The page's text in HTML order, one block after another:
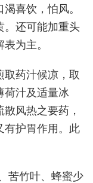
喜饮，怕风。
。还可能加重头
为主。
取药汁候凉，取
荷汁及适量冰
风热之要药，
有护胃作用。此
苦竹叶、蜂蜜少